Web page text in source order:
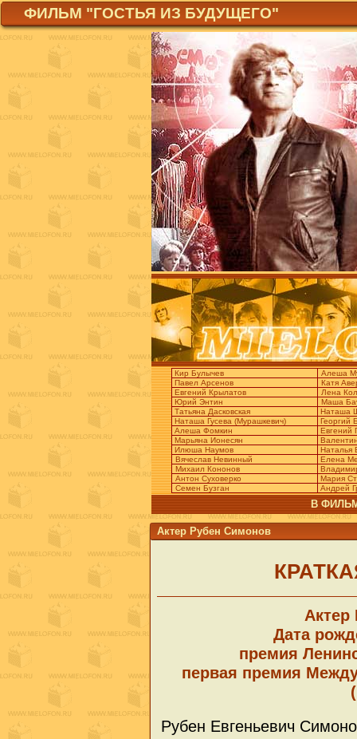
ФИЛЬМ "ГОСТЬЯ ИЗ БУДУЩЕГО"
Кир Булычев
Алеша
Павел Арсенов
Катя
Евгений Крылатов
Лена
Юрий Энтин
Маша
Татьяна Дасковская
Наташа
Наташа Гусева (Мурашкевич)
Георгий
Алеша Фомкин
Евгений
Марьяна Ионесян
Илюша Наумов
Наталья
Вячеслав Невинный
Елена
Михаил Кононов
Антон Суховерко
Мария
Семен Бузган
Андрей
В
Актер Рубен Симонов
Актер
Дата
премия
первая премия
Рубен Евгеньевич